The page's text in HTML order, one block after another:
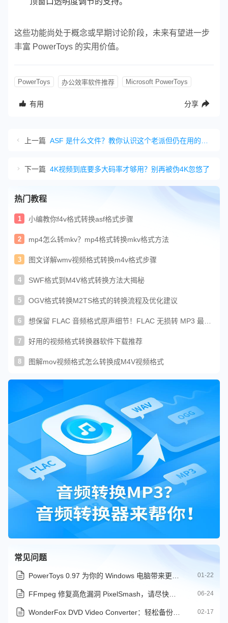
这些功能尚处于概念或早期讨论阶段，未来有望进一步
丰富 PowerToys 的实用价值。
PowerToys 办公效率软件推荐 Microsoft PowerToys
有用 分享
上一篇 ASF 是什么文件？教你认识这个老派但仍在用的视频格式
下一篇 4K视频到底要多大码率才够用？别再被伪4K忽悠了
热门教程
1 小编教你f4v格式转换asf格式步骤
2 mp4怎么转mkv？mp4格式转换mkv格式方法
3 图文详解wmv视频格式转换m4v格式步骤
4 SWF格式到M4V格式转换方法大揭秘
5 OGV格式转换M2TS格式的转换流程及优化建议
6
想保留 FLAC 音频格式原声细节！FLAC 无损转 MP3 最简
7 好用的视频格式转换器软件下载推荐
8 图解mov视频格式怎么转换成M4V视频格式
常见问题
PowerToys 0.97 为你的 Windows 电脑带来更强大的搜索栏 01-22
FFmpeg 修复高危漏洞 PixelSmash，请尽快更新 Jellyfin、Kodi 与 OBS Studio 06-24
WonderFox DVD Video Converter：轻松备份与转换 DVD 视频的专业利器 02-17